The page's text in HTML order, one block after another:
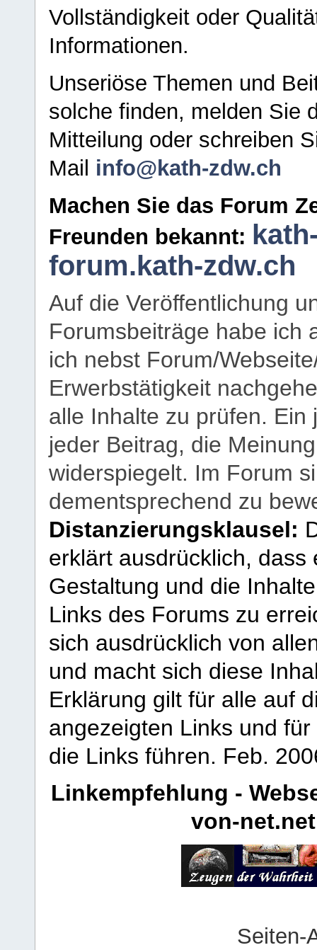
Vollständigkeit oder
Informationen.
Unseriöse Themen und
solche finden, melden Sie
Mitteilung oder schreiben
Mail info@kath-zdw.ch
Machen Sie das Forum
Freunden bekannt:
forum.kath-zdw.ch
Auf die Veröffentlichung
Forumsbeiträge habe ich
ich nebst Forum/
Erwerbstätigkeit
alle Inhalte zu prüfen.
jeder Beitrag, die
widerspiegelt. Im Forum
dementsprechend zu
Distanzierungsklausel:
erklärt ausdrücklich,
Gestaltung und die
Links des Forums zu
sich ausdrücklich von
und macht sich diese
Erklärung gilt für alle auf
angezeigten Links und
die Links führen. Feb.
Linkempfehlung -
von-net.net
Seiten-